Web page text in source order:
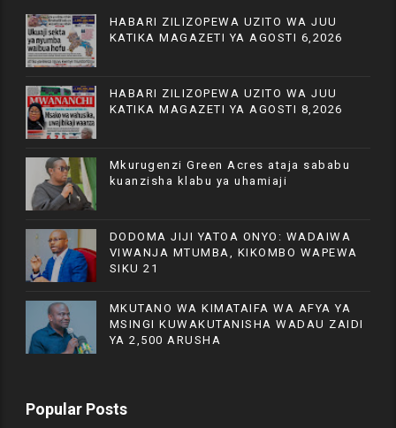
HABARI ZILIZOPEWA UZITO WA JUU
KATIKA MAGAZETI YA AGOSTI 6,2026
HABARI ZILIZOPEWA UZITO WA JUU
KATIKA MAGAZETI YA AGOSTI 8,2026
Mkurugenzi Green Acres ataja sababu
kuanzisha klabu ya uhamiaji
DODOMA JIJI YATOA ONYO: WADAIWA
VIWANJA MTUMBA, KIKOMBO WAPEWA
SIKU 21
MKUTANO WA KIMATAIFA WA AFYA YA
MSINGI KUWAKUTANISHA WADAU ZAIDI
YA 2,500 ARUSHA
Popular Posts